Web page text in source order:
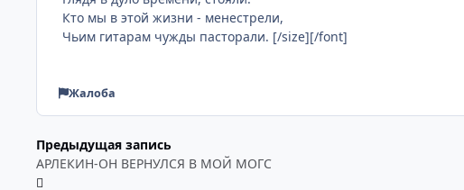
Кто мы в этой жизни - менестрели,
Чьим гитарам чужды пасторали. [/size][/font]
Жалоба
Предыдущая запись
АРЛЕКИН-ОН ВЕРНУЛСЯ В МОЙ МОГС